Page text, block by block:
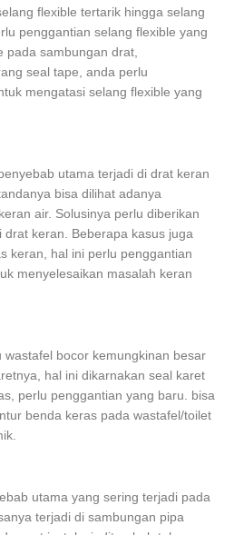
flexible tertarik hingga selang
penggantian selang flexible yang
pada sambungan drat,
seal tape, anda perlu
mengatasi selang flexible yang
utama terjadi di drat keran
bisa dilihat adanya
air. Solusinya perlu diberikan
drat keran. Beberapa kasus juga
keran, hal ini perlu penggantian
menyelesaikan masalah keran
wastafel bocor kemungkinan besar
hal ini dikarnakan seal karet
perlu penggantian yang baru. bisa
benda keras pada wastafel/toilet
utama yang sering terjadi pada
terjadi di sambungan pipa